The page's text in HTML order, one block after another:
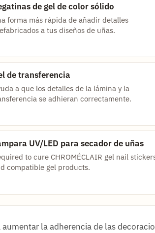
de gel de color sólido
forma más rápida de añadir detalles
a tus diseños de uñas.
de transferencia
a que los detalles de la lámina y la
se adhieran correctamente.
UV/LED para secador de uñas
to cure CHROMÉCLAIR gel nail
compatible gel products.
la adherencia de las